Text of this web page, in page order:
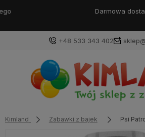
Darmowa dostawa od
+48 533 343 402
Kimland Zabawki z bajek Psi